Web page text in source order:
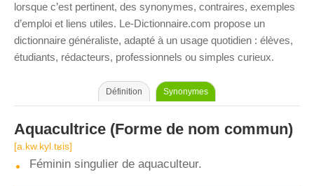
lorsque c’est pertinent, des synonymes, contraires, exemples
d’emploi et liens utiles. Le-Dictionnaire.com propose un
dictionnaire généraliste, adapté à un usage quotidien : élèves,
étudiants, rédacteurs, professionnels ou simples curieux.
Définition Synonymes
Aquacultrice (Forme de nom commun)
[a.kw.kyl.tʁis]
Féminin singulier de aquaculteur.